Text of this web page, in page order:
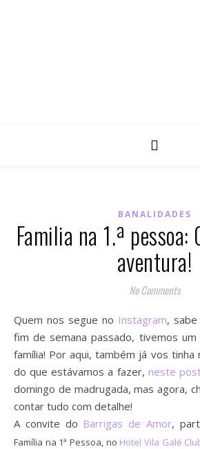
BANALIDADES
Familia na 1.ª pessoa:
aventura!
No Comments
Quem nos segue no Instagram,
fim de semana passado, tivemos
família! Por aqui, também já vos tinha
do que estávamos a fazer, neste
domingo de madrugada, mas agora,
contar tudo com detalhe!
A convite do Barrigas de Amor,
Família na 1ª Pessoa, no Hotel Vila Galé